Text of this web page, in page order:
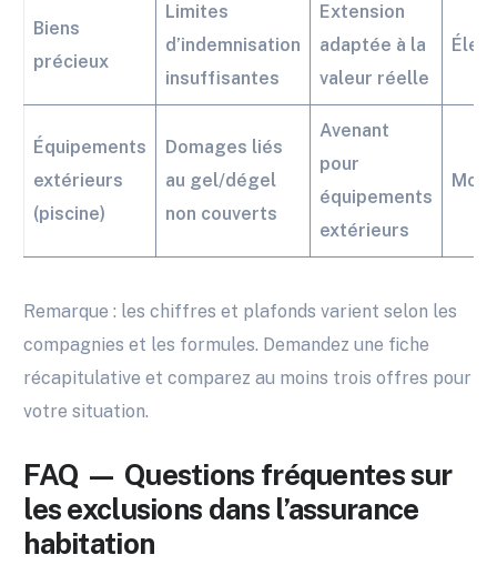
Biens
précieux
Limites
d’indemnisation
insuffisantes
Extension
adaptée à la
valeur réelle
Équipements
extérieurs
(piscine)
Domages liés
au gel/dégel
non couverts
Avenant
pour
équipements
extérieurs
Remarque : les chiffres et plafonds varient selon les
compagnies et les formules. Demandez une fiche
récapitulative et comparez au moins trois offres pour
votre situation.
FAQ — Questions fréquentes sur
les exclusions dans l’assurance
habitation